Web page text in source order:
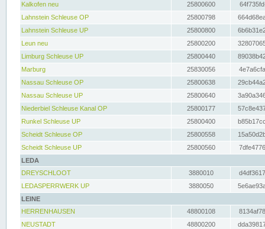
Kalkofen neu
25800600
Lahnstein Schleuse OP
25800798
Lahnstein Schleuse UP
25800800
Leun neu
25800200
Limburg Schleuse UP
25800440
Marburg
25830056
Nassau Schleuse OP
25800638
Nassau Schleuse UP
25800640
Niederbiel Schleuse Kanal OP
25800177
Runkel Schleuse UP
25800400
Scheidt Schleuse OP
25800558
Scheidt Schleuse UP
25800560
LEDA
DREYSCHLOOT
3880010
LEDASPERRWERK UP
3880050
LEINE
HERRENHAUSEN
48800108
NEUSTADT
48800200